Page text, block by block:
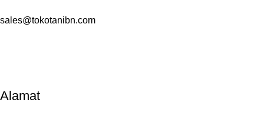
sales@tokotanibn.com
Alamat